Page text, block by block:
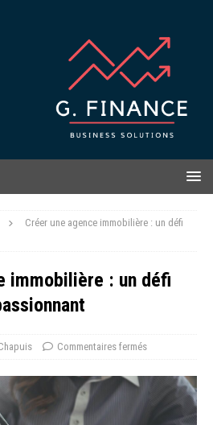
Créer une agence immobilière : un défi
immobilière : un défi
Commentaires fermés